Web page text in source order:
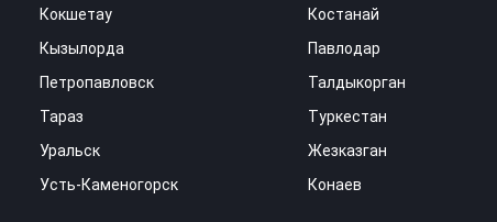
Кокшетау
Костанай
Кызылорда
Павлодар
Петропавловск
Талдыкорган
Тараз
Туркестан
Уральск
Жезказган
Усть-Каменогорск
Конаев